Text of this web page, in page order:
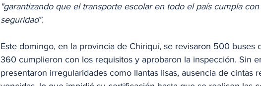
"garantizando que el transporte escolar en todo el país cumpla
seguridad".
Este domingo, en la provincia de Chiriquí, se revisaron 500 buses
360 cumplieron con los requisitos y aprobaron la inspección. Sin
presentaron irregularidades como llantas lisas, ausencia de cintas